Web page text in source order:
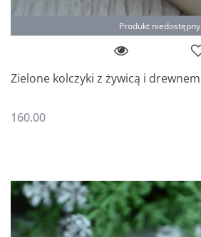
Produkt niedostępny
Zielone kolczyki z żywicą i drewnem
160.00